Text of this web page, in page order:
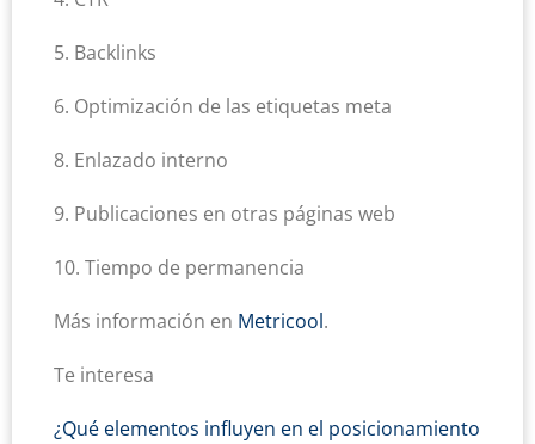
5. Backlinks
6. Optimización de las etiquetas meta
8. Enlazado interno
9. Publicaciones en otras páginas web
10. Tiempo de permanencia
Más información en Metricool.
Te interesa
¿Qué elementos influyen en el posicionamiento